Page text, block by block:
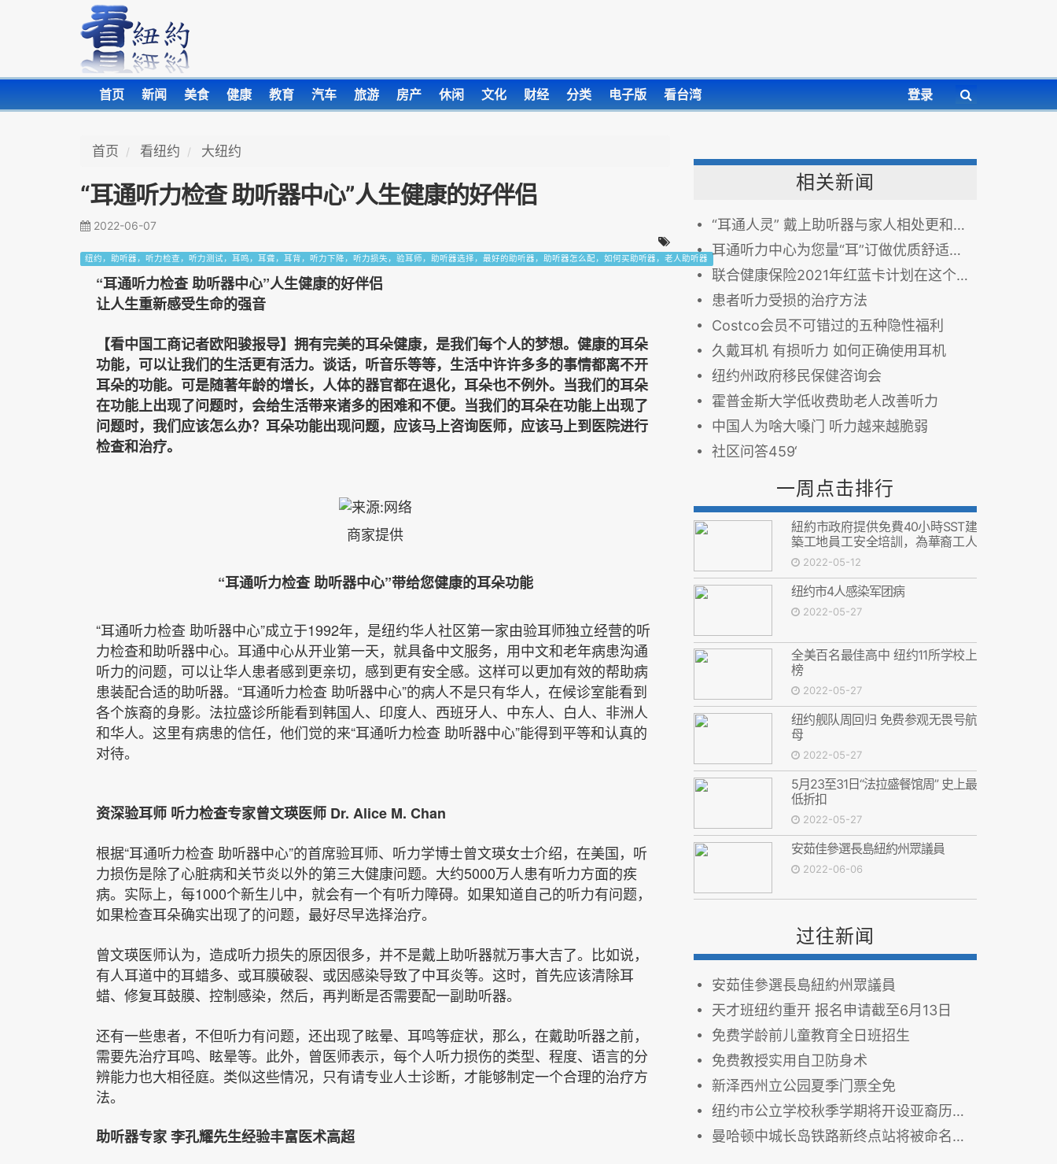
首页 新闻 美食 健康 教育 汽车 旅游 房产 休闲 文化 财经 分类 电子版 看台湾 登录
首页 看纽约 大纽约
“耳通听力检查 助听器中心”人生健康的好伴侣
2022-06-07
纽约，助听器，听力检查，听力测试，耳鸣，耳聋，耳背，听力下降，听力损失，验耳师，助听器选择，最好的助听器，助听器怎么配，如何买助听器，老人助听器
“耳通听力检查 助听器中心”人生健康的好伴侣
让人生重新感受生命的强音
【看中国工商记者欧阳骏报导】拥有完美的耳朵健康，是我们每个人的梦想。健康的耳朵
功能，可以让我们的生活更有活力。谈话，听音乐等等，生活中许许多多的事情都离不开
耳朵的功能。可是随著年龄的增长，人体的器官都在退化，耳朵也不例外。当我们的耳朵
在功能上出现了问题时，会给生活带来诸多的困难和不便。当我们的耳朵在功能上出现了
问题时，我们应该怎么办？耳朵功能出现问题，应该马上咨询医师，应该马上到医院进行
检查和治疗。
商家提供
“耳通听力检查 助听器中心”带给您健康的耳朵功能
“耳通听力检查 助听器中心”成立于1992年，是纽约华人社区第一家由验耳师独立经营的听
力检查和助听器中心。耳通中心从开业第一天，就具备中文服务，用中文和老年病患沟通
听力的问题，可以让华人患者感到更亲切，感到更有安全感。这样可以更加有效的帮助病
患装配合适的助听器。“耳通听力检查 助听器中心”的病人不是只有华人，在候诊室能看到
各个族裔的身影。法拉盛诊所能看到韩国人、印度人、西班牙人、中东人、白人、非洲人
和华人。这里有病患的信任，他们觉的来“耳通听力检查 助听器中心”能得到平等和认真的
对待。
资深验耳师 听力检查专家曾文瑛医师 Dr. Alice M. Chan
根据“耳通听力检查 助听器中心”的首席验耳师、听力学博士曾文瑛女士介绍，在美国，听
力损伤是除了心脏病和关节炎以外的第三大健康问题。大约5000万人患有听力方面的疾
病。实际上，每1000个新生儿中，就会有一个有听力障碍。如果知道自己的听力有问题，
如果检查耳朵确实出现了的问题，最好尽早选择治疗。
曾文瑛医师认为，造成听力损失的原因很多，并不是戴上助听器就万事大吉了。比如说，
有人耳道中的耳蜡多、或耳膜破裂、或因感染导致了中耳炎等。这时，首先应该清除耳
蜡、修复耳鼓膜、控制感染，然后，再判断是否需要配一副助听器。
还有一些患者，不但听力有问题，还出现了眩晕、耳鸣等症状，那么，在戴助听器之前，
需要先治疗耳鸣、眩晕等。此外，曾医师表示，每个人听力损伤的类型、程度、语言的分
辨能力也大相径庭。类似这些情况，只有请专业人士诊断，才能够制定一个合理的治疗方
法。
助听器专家 李孔耀先生经验丰富医术高超
相关新闻
“耳通人灵” 戴上助听器与家人相处更和谐！
耳通听力中心为您量“耳”订做优质舒适的助听器
联合健康保险2021年红蓝卡计划在这个特殊时期带给您的独特方案
患者听力受损的治疗方法
Costco会员不可错过的五种隐性福利
久戴耳机 有损听力 如何正确使用耳机
纽约州政府移民保健咨询会
霍普金斯大学低收费助老人改善听力
中国人为啥大嗓门 听力越来越脆弱
社区问答459‘
一周点击排行
紐約市政府提供免費40小時SST建
築工地員工安全培訓，為華裔工人
增加就業機會
2022-05-12
纽约市4人感染军团病
2022-05-27
全美百名最佳高中 纽约11所学校上
榜
2022-05-27
纽约舰队周回归 免费参观无畏号航
母
2022-05-27
5月23至31日“法拉盛餐馆周” 史上最
低折扣
2022-05-27
安茹佳參選長島紐約州眾議員
2022-06-06
过往新闻
安茹佳參選長島紐約州眾議員
天才班纽约重开 报名申请截至6月13日
免费学龄前儿童教育全日班招生
免费教授实用自卫防身术
新泽西州立公园夏季门票全免
纽约市公立学校秋季学期将开设亚裔历史课
曼哈顿中城长岛铁路新终点站将被命名为 Grand Central Madison